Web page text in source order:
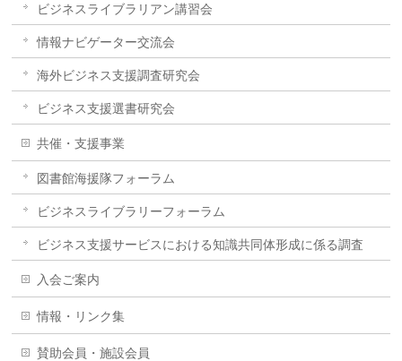
ビジネスライブラリアン講習会
情報ナビゲーター交流会
海外ビジネス支援調査研究会
ビジネス支援選書研究会
共催・支援事業
図書館海援隊フォーラム
ビジネスライブラリーフォーラム
ビジネス支援サービスにおける知識共同体形成に係る調査
入会ご案内
情報・リンク集
賛助会員・施設会員